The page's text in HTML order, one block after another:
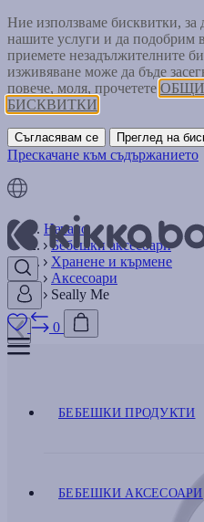
Ние използваме бисквитки, за
нашите услуги и да подобрим
приемете незадължителните
изживяване може да бъде
повече, моля, прочетете ОБЩИ
БИСКВИТКИ
Съгласявам се Преглед на
Прескачане към съдържанието
0
БЕБЕШКИ ПРОДУКТИ
БЕБЕШКИ АКСЕСОАРИ
Начало
Бебешки аксесоари
Хранене и кърмене
Аксесоари
Seally Me